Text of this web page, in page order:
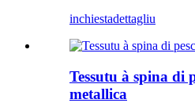
inchiestadettagliu
Tessutu à spina di
metallica